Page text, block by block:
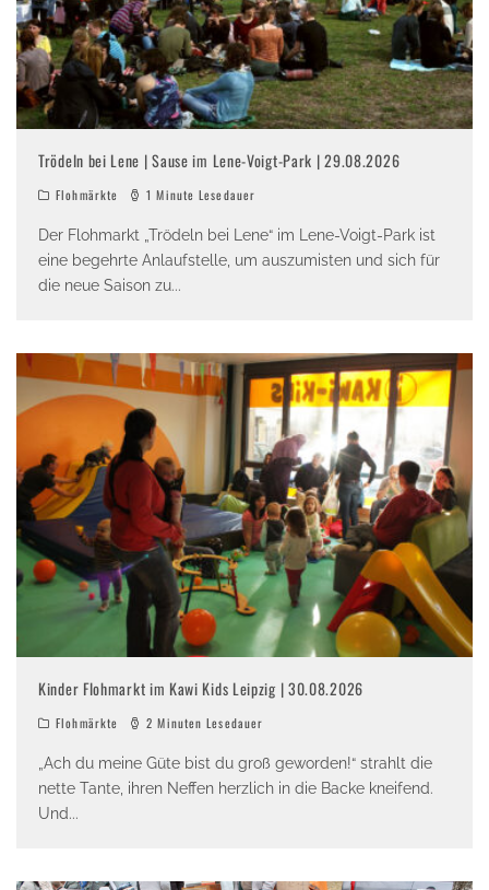
Trödeln bei Lene | Sause im Lene-Voigt-Park | 29.08.2026
Flohmärkte 1 Minute Lesedauer
Der Flohmarkt „Trödeln bei Lene“ im Lene-Voigt-Park ist
eine begehrte Anlaufstelle, um auszumisten und sich für
die neue Saison zu...
Kinder Flohmarkt im Kawi Kids Leipzig | 30.08.2026
Flohmärkte 2 Minuten Lesedauer
„Ach du meine Güte bist du groß geworden!“ strahlt die
nette Tante, ihren Neffen herzlich in die Backe kneifend.
Und...